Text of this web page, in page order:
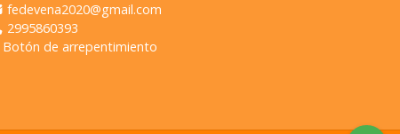
fedevena2020@gmail.com
2995860393
Botón de arrepentimiento